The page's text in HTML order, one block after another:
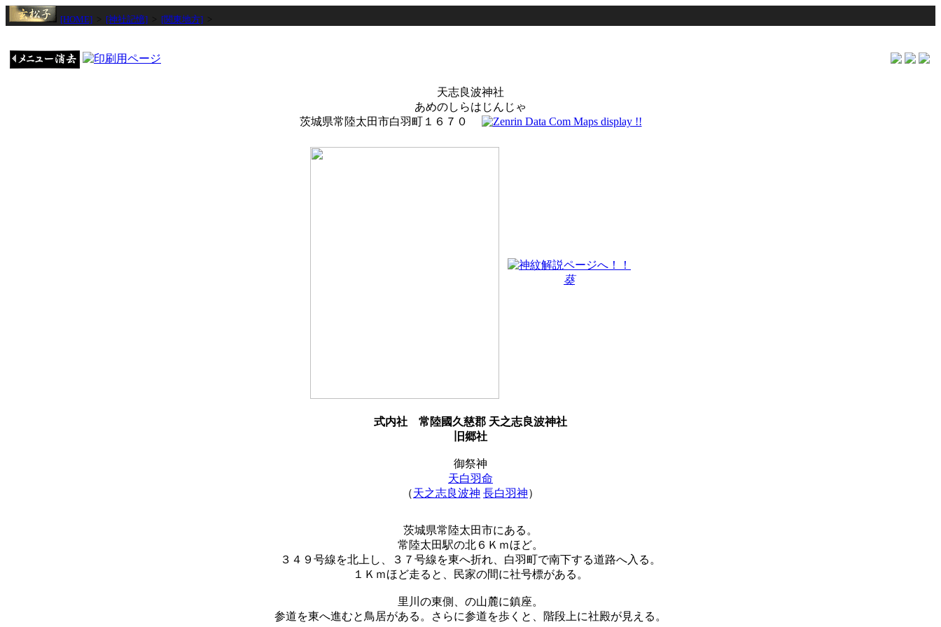
[HOME] [神社記憶] [関東地方]
天志良波神社
あめのしらはじんじゃ
茨城県常陸太田市白羽町１６７０
葵
式内社
常陸國久慈郡 天之志良波神社
旧郷社
御祭神
天白羽命
（天之志良波神 長白羽神）
茨城県常陸太田市にある。
常陸太田駅の北６Ｋｍほど。
３４９号線を北上し、３７号線を東へ折れ、白羽町で南下する道路へ入る。
１Ｋｍほど走ると、民家の間に社号標がある。
里川の東側、の山麓に鎮座。
参道を東へ進むと鳥居がある。さらに参道を歩くと、階段上に社殿が見える。